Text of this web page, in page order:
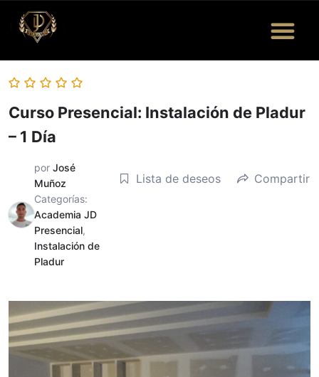
Curso Presencial: Instalación de Pladur
– 1 Día
por José
Muñoz
Categorías:
Academia JD
Presencial,
Instalación de
Pladur
Lista de deseos Compartir